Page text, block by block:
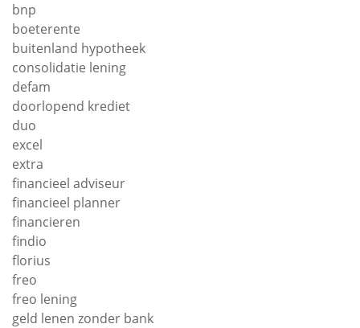
bnp
boeterente
buitenland hypotheek
consolidatie lening
defam
doorlopend krediet
duo
excel
extra
financieel adviseur
financieel planner
financieren
findio
florius
freo
freo lening
geld lenen zonder bank